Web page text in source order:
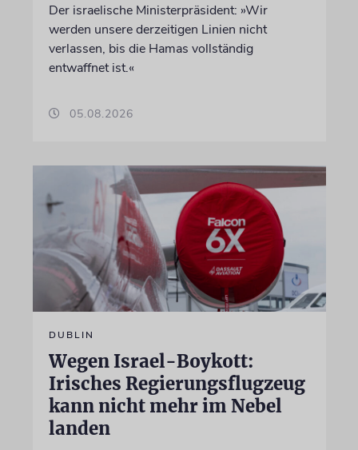
Der israelische Ministerpräsident: »Wir
werden unsere derzeitigen Linien nicht
verlassen, bis die Hamas vollständig
entwaffnet ist.«
05.08.2026
DUBLIN
Wegen Israel-Boykott:
Irisches Regierungsflugzeug
kann nicht mehr im Nebel
landen